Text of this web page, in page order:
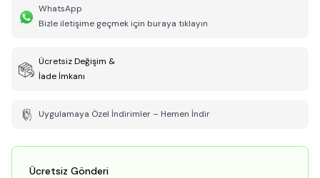
WhatsApp
Bizle iletişime geçmek için buraya tıklayın
Ücretsiz Değişim &
İade İmkanı
Uygulamaya Özel İndirimler – Hemen İndir
Ücretsiz Gönderi